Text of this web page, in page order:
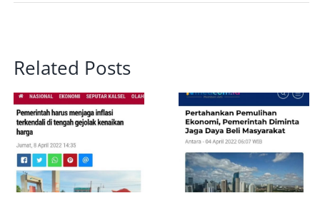
Related Posts